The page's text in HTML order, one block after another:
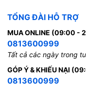
TỔNG ĐÀI HỖ TRỢ
MUA ONLINE (09:00 -
0813600999
Tất cả các ngày trong
GÓP Ý & KHIẾU NẠI
0813600999